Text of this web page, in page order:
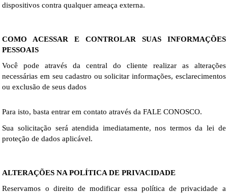
dispositivos contra qualquer ameaça externa.
COMO ACESSAR E CONTROLAR SUAS INFORMAÇÕES
PESSOAIS
Você pode através da central do cliente realizar as alterações
necessárias em seu cadastro ou solicitar informações, esclarecimentos
ou exclusão de seus dados
Para isto, basta entrar em contato através da FALE CONOSCO.
Sua solicitação será atendida imediatamente, nos termos da lei de
proteção de dados aplicável.
ALTERAÇÕES NA POLÍTICA DE PRIVACIDADE
Reservamos o direito de modificar essa política de privacidade a